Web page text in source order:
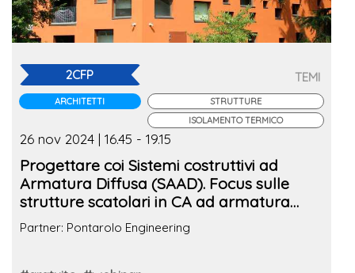
2CFP
ARCHITETTI
TEMI
STRUTTURE
ISOLAMENTO TERMICO
26 nov 2024 | 16.45 - 19.15
Progettare coi Sistemi costruttivi ad
Armatura Diffusa (SAAD). Focus sulle
strutture scatolari in CA ad armatura
diffusa tra prestazioni energetiche e
flessibilità architettonica
Partner: Pontarolo Engineering